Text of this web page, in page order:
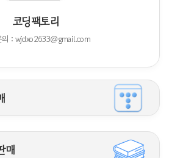
코딩팩토리
의 : wjdxo2633@gmail.com
매